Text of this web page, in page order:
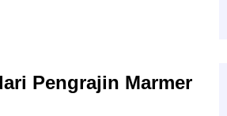
Pengrajin Marmer